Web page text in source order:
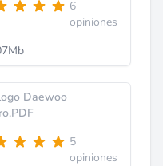
6
opiniones
Daewoo
5
opiniones